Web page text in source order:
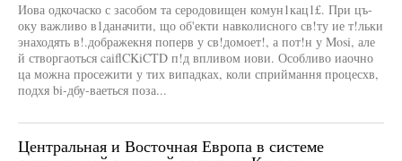
Иова одкочаско с засобом та серодовищен комун1кац1£. При цъ-
оку важливо в1даначити, що об'екти навколисного св!ту ие т!льки
энаходять в!.дображекня поперв у св!домоет!, а пот!н у Mosi, але
й створгаоться caiflCKiCTD п!д впливом иови. Особливо иаочно
ца можна просежити у тих випадках, коли сприймання процесхв,
подхя bi-дбу-ваеться поза...
Центральная и Восточная Европа в системе